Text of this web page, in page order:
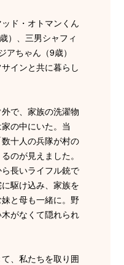
ド・オトマンくん
）、三男シャフィ
ちゃん（9歳）
インと共に暮らし
で、家族の洗濯物
の中にいた。当
十人の兵隊が村の
のが見えました。
長いライフル銃で
駆け込み、家族を
と母も一緒に。野
がなくて隠れられ
、私たちを取り囲